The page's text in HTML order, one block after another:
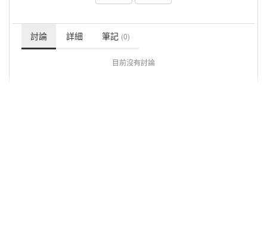
討論 詳細 筆記 (0)
目前沒有討論